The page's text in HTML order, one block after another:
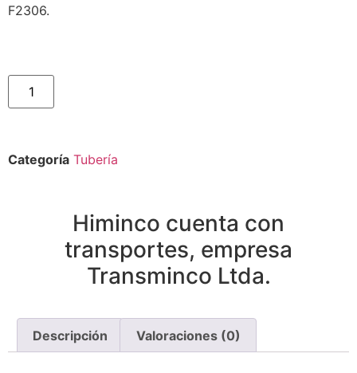
F2306.
Categoría Tubería
Himinco cuenta con
transportes, empresa
Transminco Ltda.
Descripción Valoraciones (0)